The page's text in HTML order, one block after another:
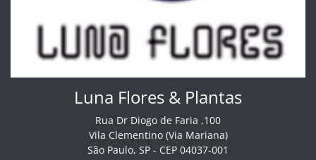
Luna Flores & Plantas
Rua Dr Diogo de Faria ,100
Vila Clementino (Via Mariana)
São Paulo, SP - CEP 04037-001